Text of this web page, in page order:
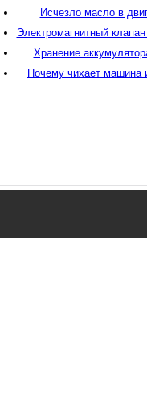
Исчезло масло в
Электромагнитный
Хранение
Почему чихает машина